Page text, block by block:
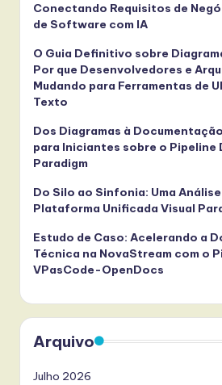
Conectando Requisitos de
de Software com IA
O Guia Definitivo sobre
Por que Desenvolvedores e
Mudando para Ferramentas de
Texto
Dos Diagramas à
para Iniciantes sobre o Pipeline
Paradigm
Do Silo ao Sinfonia: Uma
Plataforma Unificada Visual
Estudo de Caso: Acelerando a
Técnica na NovaStream com o
VPasCode-OpenDocs
Arquivo
Julho 2026